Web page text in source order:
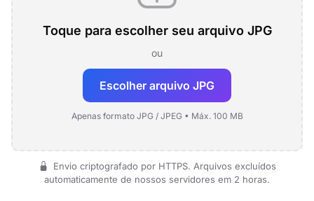
Toque para escolher seu arquivo JPG
ou
Escolher arquivo JPG
Apenas formato JPG / JPEG • Máx. 100 MB
Envio criptografado por HTTPS. Arquivos excluídos
automaticamente de nossos servidores em 2 horas.